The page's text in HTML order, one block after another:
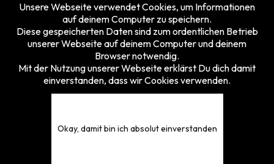
Mehr …
Besucherzähler
Heute
4
Diesen Monat
176
Unsere Webseite verwendet Cookies, um Informationen
auf deinem Computer zu speichern.
Diese gespeicherten Daten sind zum ordentlichen Betrieb
unserer Webseite auf deinem Computer und deinem
Browser notwendig.
Mit der Nutzung unserer Webseite erklärst Du dich damit
einverstanden, dass wir Cookies verwenden.
Okay, damit bin ich absolut einverstanden